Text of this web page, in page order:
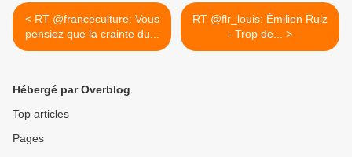
< RT @franceculture: Vous
pensiez que la crainte du...
RT @flr_louis: Émilien Ruiz
- Trop de... >
Hébergé par Overblog
Top articles
Pages